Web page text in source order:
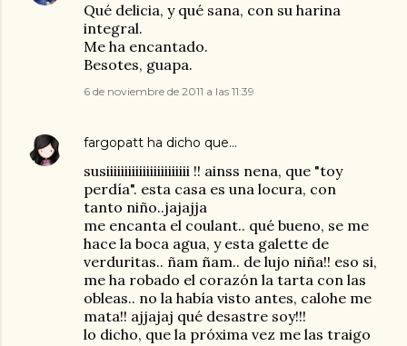
Qué delicia, y qué sana, con su harina
integral.
Me ha encantado.
Besotes, guapa.
6 de noviembre de 2011 a las 11:39
fargopatt ha dicho que…
susiiiiiiiiiiiiiiiiiiiiiii !! ainss nena, que "toy
perdía". esta casa es una locura, con
tanto niño..jajajja
me encanta el coulant.. qué bueno, se me
hace la boca agua, y esta galette de
verduritas.. ñam ñam.. de lujo niña!! eso si,
me ha robado el corazón la tarta con las
obleas.. no la había visto antes, calohe me
mata!! ajjajaj qué desastre soy!!!
lo dicho, que la próxima vez me las traigo